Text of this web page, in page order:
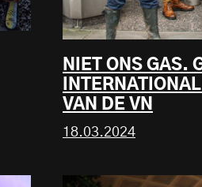
NIET ONS GAS.
VAN DE VN
18.03.2024